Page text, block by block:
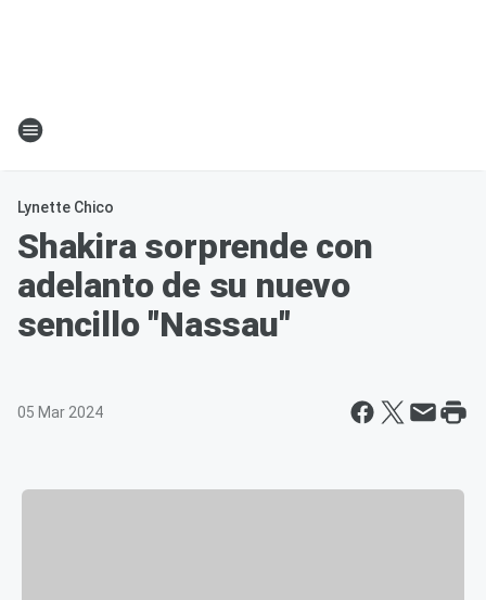
Lynette Chico
Shakira sorprende con
adelanto de su nuevo
sencillo "Nassau"
05 Mar 2024